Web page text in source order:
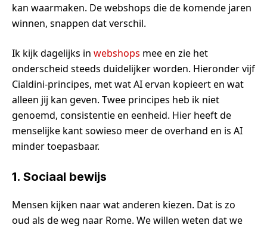
kan waarmaken. De webshops die de komende jaren
winnen, snappen dat verschil.
Ik kijk dagelijks in webshops mee en zie het
onderscheid steeds duidelijker worden. Hieronder vijf
Cialdini-principes, met wat AI ervan kopieert en wat
alleen jij kan geven. Twee principes heb ik niet
genoemd, consistentie en eenheid. Hier heeft de
menselijke kant sowieso meer de overhand en is AI
minder toepasbaar.
1. Sociaal bewijs
Mensen kijken naar wat anderen kiezen. Dat is zo
oud als de weg naar Rome. We willen weten dat we